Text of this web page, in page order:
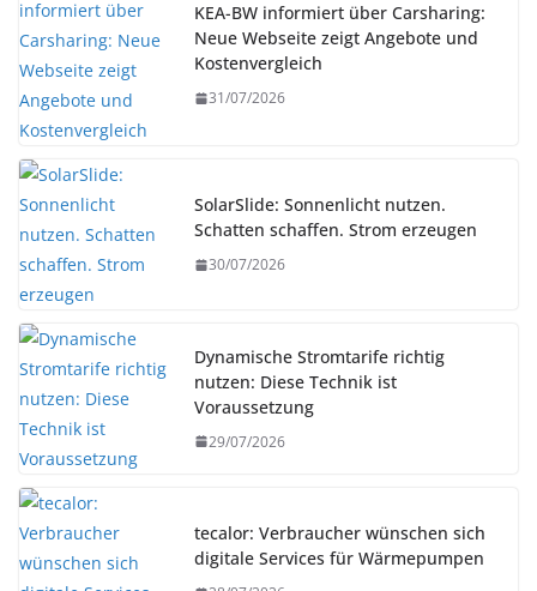
KEA-BW informiert über Carsharing:
Neue Webseite zeigt Angebote und
Kostenvergleich
31/07/2026
SolarSlide: Sonnenlicht nutzen.
Schatten schaffen. Strom erzeugen
30/07/2026
Dynamische Stromtarife richtig
nutzen: Diese Technik ist
Voraussetzung
29/07/2026
tecalor: Verbraucher wünschen sich
digitale Services für Wärmepumpen